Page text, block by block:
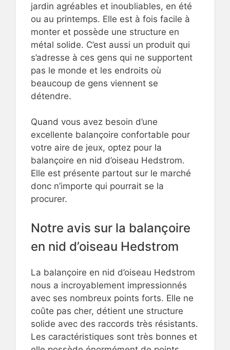
jardin agréables et inoubliables, en été
ou au printemps. Elle est à fois facile à
monter et possède une structure en
métal solide. C’est aussi un produit qui
s’adresse à ces gens qui ne supportent
pas le monde et les endroits où
beaucoup de gens viennent se
détendre.
Quand vous avez besoin d’une
excellente balançoire confortable pour
votre aire de jeux, optez pour la
balançoire en nid d’oiseau Hedstrom.
Elle est présente partout sur le marché
donc n’importe qui pourrait se la
procurer.
Notre avis sur la balançoire
en nid d’oiseau Hedstrom
La balançoire en nid d’oiseau Hedstrom
nous a incroyablement impressionnés
avec ses nombreux points forts. Elle ne
coûte pas cher, détient une structure
solide avec des raccords très résistants.
Les caractéristiques sont très bonnes et